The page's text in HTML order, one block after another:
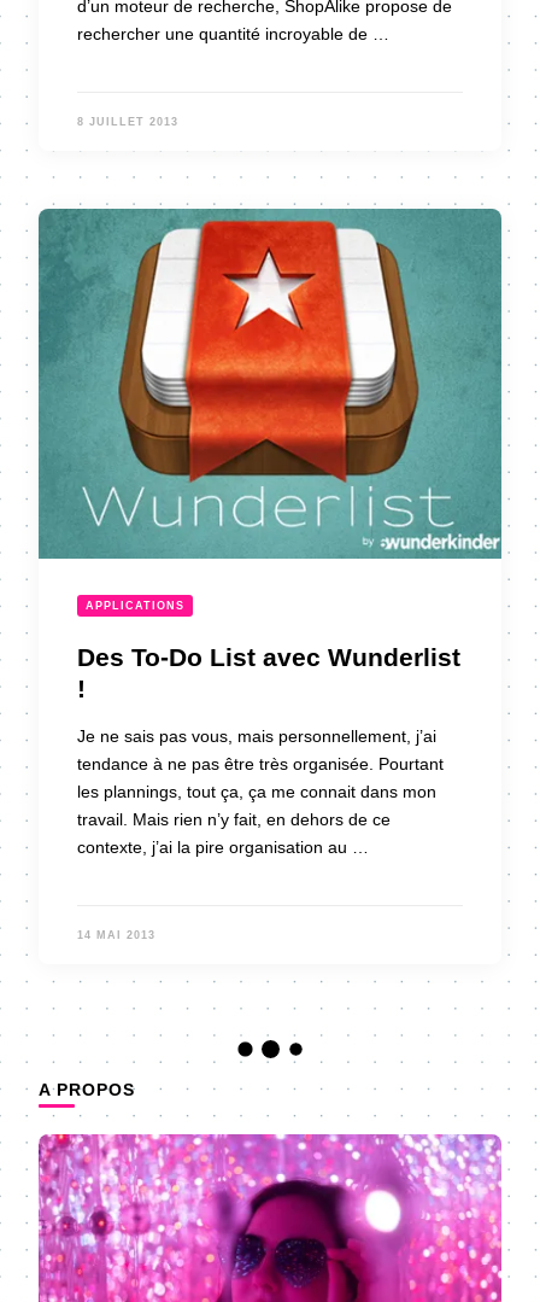
d’un moteur de recherche, ShopAlike propose de
rechercher une quantité incroyable de …
8 JUILLET 2013
APPLICATIONS
Des To-Do List avec Wunderlist
!
Je ne sais pas vous, mais personnellement, j’ai
tendance à ne pas être très organisée. Pourtant
les plannings, tout ça, ça me connait dans mon
travail. Mais rien n’y fait, en dehors de ce
contexte, j’ai la pire organisation au …
14 MAI 2013
A PROPOS